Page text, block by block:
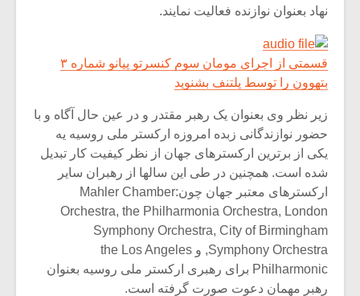
نهاد بعنوان نوازنده فعالیت نمایند.
قسمتی از اجرای مومان سوم کنسرتو پیانو شماره ۳
بتهوون را توسط پلتنف بشنوید
زیر نظر وی بعنوان یک رهبر مقتدر و در عین حال آگاه و با
حضور نوازندگانی زبده امروزه ارکستر ملی روسیه یه
یکی از برترین ارکسترهای جهان از نظر کیفیت کار تبدیل
شده است. همچنین در طی این سالها از رهبران سایر
ارکسترهای معتبر جهان چون:Mahler Chamber
Orchestra, the Philharmonia Orchestra, London
Symphony Orchestra, City of Birmingham
Symphony Orchestra, و the Los Angeles
Philharmonic برای رهبری ارکستر ملی روسیه بعنوان
رهبر مهمان دعوت صورت گرفته است.